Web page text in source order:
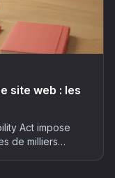
site web : les
Act impose
de milliers